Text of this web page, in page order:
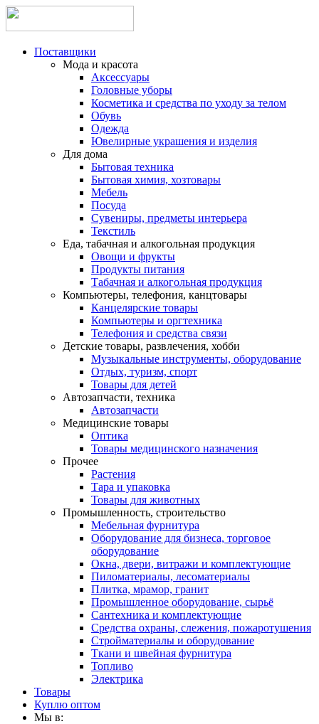
Поставщики
Мода и красота
Аксессуары
Головные уборы
Косметика и средства по уходу за телом
Обувь
Одежда
Ювелирные украшения и изделия
Для дома
Бытовая техника
Бытовая химия, хозтовары
Мебель
Посуда
Сувениры, предметы интерьера
Текстиль
Еда, табачная и алкогольная продукция
Овощи и фрукты
Продукты питания
Табачная и алкогольная продукция
Компьютеры, телефония, канцтовары
Канцелярские товары
Компьютеры и оргтехника
Телефония и средства связи
Детские товары, развлечения, хобби
Музыкальные инструменты, оборудование
Отдых, туризм, спорт
Товары для детей
Автозапчасти, техника
Автозапчасти
Медицинские товары
Оптика
Товары медицинского назначения
Прочее
Растения
Тара и упаковка
Товары для животных
Промышленность, строительство
Мебельная фурнитура
Оборудование для бизнеса, торговое
оборудование
Окна, двери, витражи и комплектующие
Пиломатериалы, лесоматериалы
Плитка, мрамор, гранит
Промышленное оборудование, сырьё
Сантехника и комплектующие
Средства охраны, слежения, пожаротушения
Стройматериалы и оборудование
Ткани и швейная фурнитура
Топливо
Электрика
Товары
Куплю оптом
Мы в: